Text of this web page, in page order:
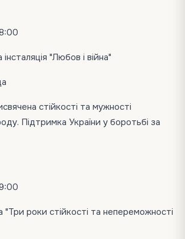
"Любов і війна"
стійкості та мужності
Підтримка України у боротьбі за
роки стійкості та непереможності